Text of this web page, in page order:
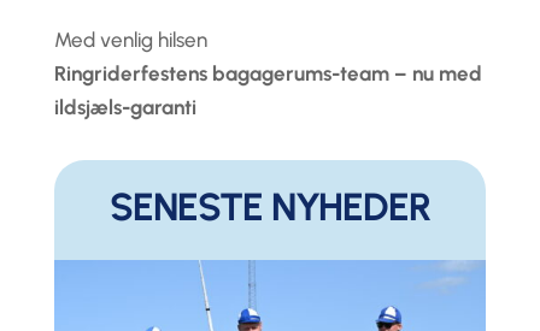
Med venlig hilsen
Ringriderfestens bagagerums-team – nu med
ildsjæls-garanti
SENESTE NYHEDER